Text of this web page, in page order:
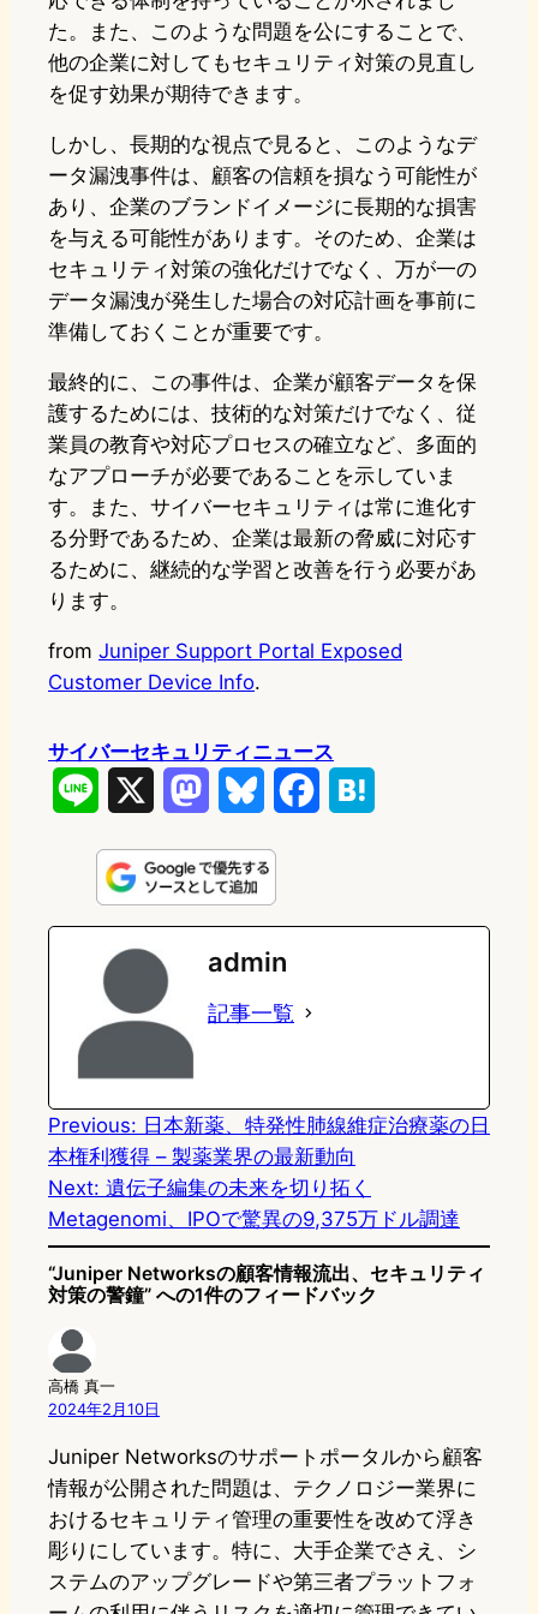
た。また、このような問題を公にすることで、
他の企業に対してもセキュリティ対策の見直し
を促す効果が期待できます。
しかし、長期的な視点で見ると、このようなデ
ータ漏洩事件は、顧客の信頼を損なう可能性が
あり、企業のブランドイメージに長期的な損害
を与える可能性があります。そのため、企業は
セキュリティ対策の強化だけでなく、万が一の
データ漏洩が発生した場合の対応計画を事前に
準備しておくことが重要です。
最終的に、この事件は、企業が顧客データを保
護するためには、技術的な対策だけでなく、従
業員の教育や対応プロセスの確立など、多面的
なアプローチが必要であることを示していま
す。また、サイバーセキュリティは常に進化す
る分野であるため、企業は最新の脅威に対応す
るために、継続的な学習と改善を行う必要があ
ります。
from Juniper Support Portal Exposed
Customer Device Info.
サイバーセキュリティニュース
n
e
s
t
o
d
n
u
e
s
k
e
k
e
admin
記事一覧
Previous: 日本新薬、特発性肺線維症治療薬の日
本権利獲得 – 製薬業界の最新動向
Next: 遺伝子編集の未来を切り拓く
Metagenomi、IPOで驚異の9,375万ドル調達
“Juniper Networksの顧客情報流出、セキュリティ
対策の警鐘” への1件のフィードバック
高橋 真一
2024年2月10日
Juniper Networksのサポートポータルから顧客
情報が公開された問題は、テクノロジー業界に
おけるセキュリティ管理の重要性を改めて浮き
彫りにしています。特に、大手企業でさえ、シ
ステムのアップグレードや第三者プラットフォ